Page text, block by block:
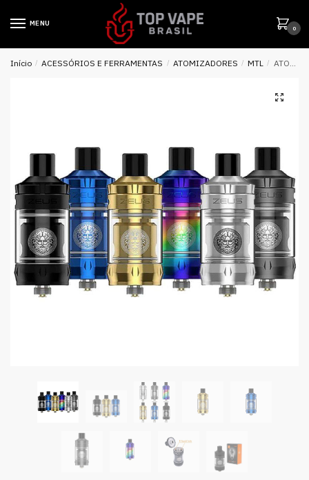
MENU
0
Início / ACESSÓRIOS E FERRAMENTAS / ATOMIZADORES / MTL / ATOMIZADOR ZEUS NANO TANK 2ML DTL/MTL 22MM – GEEK VAPE